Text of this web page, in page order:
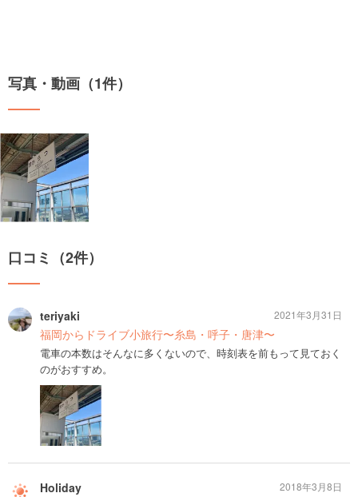
写真・動画（1件）
口コミ（2件）
teriyaki
福岡からドライブ小旅行〜糸島・呼子・唐津〜
電車の本数はそんなに多くないので、時刻表を前もって見ておく
のがおすすめ。
2021年3月31日
Holiday 2018年3月8日